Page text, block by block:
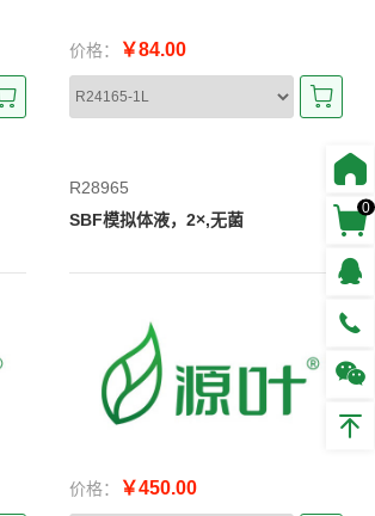
价格： ￥84.00
R28965
SBF模拟体液，2×,无菌
价格： ￥450.00
0